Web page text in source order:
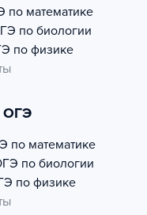
по математике
по биологии
по физике
ОГЭ
по математике
по биологии
по физике